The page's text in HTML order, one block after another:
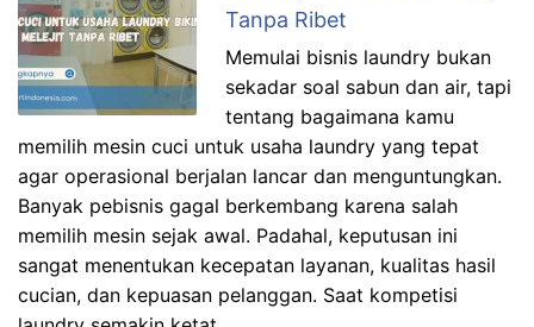
Tanpa Ribet
Memulai bisnis laundry bukan
sekadar soal sabun dan air, tapi
tentang bagaimana kamu
memilih mesin cuci untuk usaha laundry yang tepat
agar operasional berjalan lancar dan menguntungkan.
Banyak pebisnis gagal berkembang karena salah
memilih mesin sejak awal. Padahal, keputusan ini
sangat menentukan kecepatan layanan, kualitas hasil
cucian, dan kepuasan pelanggan. Saat kompetisi